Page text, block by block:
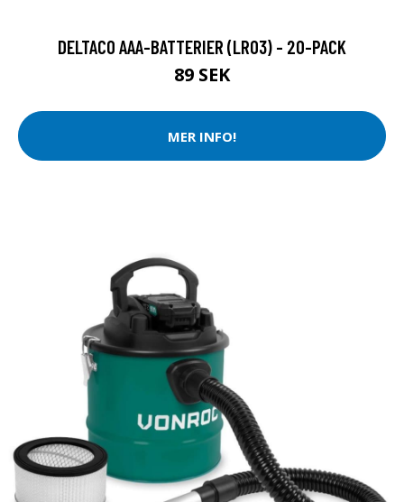
DELTACO AAA-BATTERIER (LR03) - 20-PACK
89 SEK
MER INFO!